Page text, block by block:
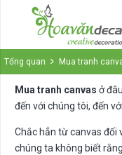
Tổng quan Mua tranh
Mua tranh canvas ở
đến với chúng tôi, đến
Chắc hẳn từ canvas đối
chúng ta không biết